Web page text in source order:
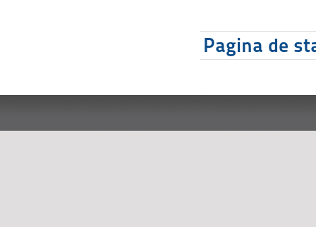
Pagina de